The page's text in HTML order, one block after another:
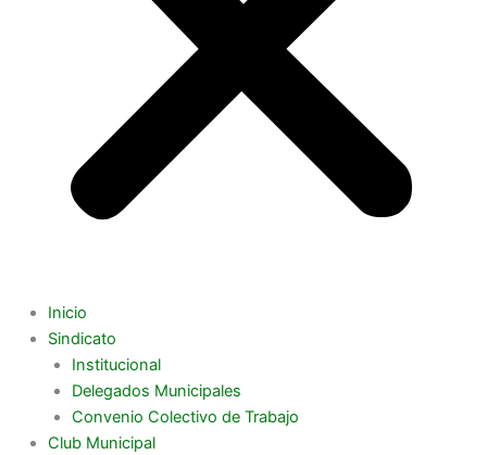
Inicio
Sindicato
Institucional
Delegados Municipales
Convenio Colectivo de Trabajo
Club Municipal